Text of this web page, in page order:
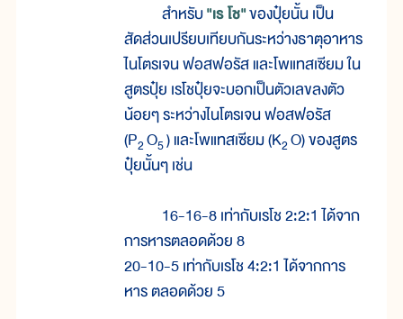
สำหรับ"เร โช"ของปุ๋ยนั้น เป็น
สัดส่วนเปรียบเทียบกันระหว่างธาตุอาหาร
ไนโตรเจน ฟอสฟอรัส และโพแทสเซียม ใน
สูตรปุ๋ย เรโชปุ๋ยจะบอกเป็นตัวเลขลงตัว
น้อยๆ ระหว่างไนโตรเจน ฟอสฟอรัส
(P2O5) และโพแทสเซียม (K2O) ของสูตร
ปุ๋ยนั้นๆ เช่น
16-16-8 เท่ากับเรโช 2:2:1 ได้จาก
การหารตลอดด้วย 8
20-10-5 เท่ากับเรโช 4:2:1 ได้จากการ
หาร ตลอดด้วย 5